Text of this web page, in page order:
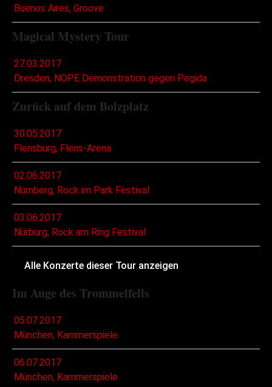
Buenos Aires, Groove
Magical Mystery Tour
27.03.2017
Dresden, NOPE Demonstration gegen Pegida
Zurück auf dem Bolzplatz
30.05.2017
Flensburg, Flens-Arena
02.06.2017
Nürnberg, Rock im Park Festival
03.06.2017
Nürburg, Rock am Ring Festival
Alle Konzerte dieser Tour anzeigen
Im Auge des Trommelfells
05.07.2017
München, Kammerspiele
06.07.2017
München, Kammerspiele